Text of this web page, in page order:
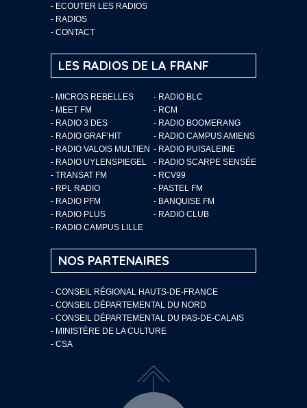
- ECOUTER LES RADIOS
- RADIOS
- CONTACT
LES RADIOS DE LA FRANF
- MICROS REBELLES
- RADIO BLC
- MEET FM
- RCM
- RADIO 3 DES
- RADIO BOOMERANG
- RADIO GRAF’HIT
- RADIO CAMPUS AMIENS
- RADIO VALOIS MULTIEN - RADIO PUISALEINE
- RADIO UYLENSPIEGEL
- RADIO SCARPE SENSÉE
- TRANSAT FM
- RCV99
- RPL RADIO
- PASTEL FM
- RADIO PFM
- BANQUISE FM
- RADIO PLUS
- RADIO CLUB
- RADIO CAMPUS LILLE
NOS PARTENAIRES
- CONSEIL RÉGIONAL HAUTS-DE-FRANCE
- CONSEIL DÉPARTEMENTAL DU NORD
- CONSEIL DÉPARTEMENTAL DU PAS-DE-CALAIS
- MINISTÈRE DE LA CULTURE
- CSA